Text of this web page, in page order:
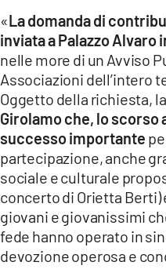
«La domanda di
inviata a Palazzo Alvaro
nelle more di un Avviso
Associazioni dell’intero
Oggetto della richiesta, la
Girolamo che, lo
successo importante
partecipazione, anche
sociale e culturale
concerto di Orietta Berti)
giovani e giovanissimi
fede hanno operato in
devozione operosa e